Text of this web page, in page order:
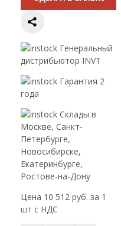
Генеральный
дистрибьютор INVT
Гарантия 2
года
Склады в
Москве, Санкт-
Петербурге,
Новосибирске,
Екатеринбурге,
Ростове-на-Дону
Цена 10 512 руб. за 1
шт с НДС